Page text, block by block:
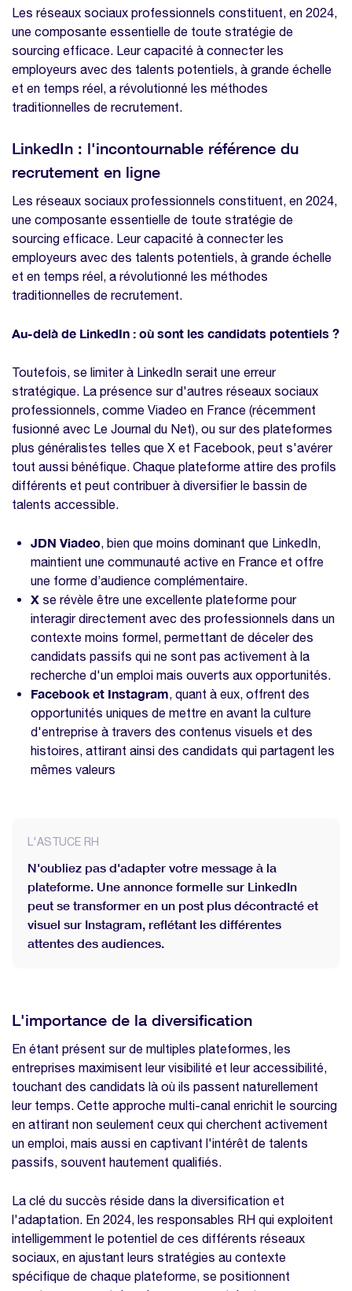
recrutement en ligne
L'importance de la diversification
Les sites d'emploi spécialisés
14 sites d'emploi spécialisés actifs en
France
Comment développer le réseautage dans
une stratégie de sourcing ?
Les recommandations en interne
Avantages des recommandations internes
Optimiser un système de
recommandations en 5 étapes
Quelles solutions pour automatiser le
des Candidats
Automatisation des Communications et
Gestion des Candidatures
Comment l'intelligence artificielle
influence-t-elle l'équité dans le processus
de recrutement ?
employeur dans le sourcing en 2024 ?
Comment le télétravail affecte-t-il les
stratégies de sourcing ?
Quelles stratégies pour promouvoir la
diversité et l'inclusion dans le sourcing ?
Nos modèles à télécharger sur la même
Enquête bien-être collaborateurs
Modèle DUERP
Modèle promesse d'embauche
Les réseaux sociaux professionnels constituent, en 2024,
une composante essentielle de toute stratégie de
sourcing efficace. Leur capacité à connecter les
employeurs avec des talents potentiels, à grande échelle
et en temps réel, a révolutionné les méthodes
traditionnelles de recrutement.
LinkedIn : l'incontournable référence du
recrutement en ligne
Les réseaux sociaux professionnels constituent, en 2024,
une composante essentielle de toute stratégie de
sourcing efficace. Leur capacité à connecter les
employeurs avec des talents potentiels, à grande échelle
et en temps réel, a révolutionné les méthodes
traditionnelles de recrutement.
Au-delà de LinkedIn : où sont les candidats potentiels ?
Toutefois, se limiter à LinkedIn serait une erreur
stratégique. La présence sur d'autres réseaux sociaux
professionnels, comme Viadeo en France (récemment
fusionné avec Le Journal du Net), ou sur des plateformes
plus généralistes telles que X et Facebook, peut s'avérer
tout aussi bénéfique. Chaque plateforme attire des profils
différents et peut contribuer à diversifier le bassin de
talents accessible.
JDN Viadeo, bien que moins dominant que LinkedIn,
maintient une communauté active en France et offre
une forme d’audience complémentaire.
X se révèle être une excellente plateforme pour
interagir directement avec des professionnels dans un
contexte moins formel, permettant de déceler des
candidats passifs qui ne sont pas activement à la
recherche d'un emploi mais ouverts aux opportunités.
Facebook et Instagram, quant à eux, offrent des
opportunités uniques de mettre en avant la culture
d'entreprise à travers des contenus visuels et des
histoires, attirant ainsi des candidats qui partagent les
mêmes valeurs
L'ASTUCE RH
N'oubliez pas d'adapter votre message à la
plateforme. Une annonce formelle sur LinkedIn
peut se transformer en un post plus décontracté et
visuel sur Instagram, reflétant les différentes
attentes des audiences.
L'importance de la diversification
En étant présent sur de multiples plateformes, les
entreprises maximisent leur visibilité et leur accessibilité,
touchant des candidats là où ils passent naturellement
leur temps. Cette approche multi-canal enrichit le sourcing
en attirant non seulement ceux qui cherchent activement
un emploi, mais aussi en captivant l'intérêt de talents
passifs, souvent hautement qualifiés.
La clé du succès réside dans la diversification et
l'adaptation. En 2024, les responsables RH qui exploitent
intelligemment le potentiel de ces différents réseaux
sociaux, en ajustant leurs stratégies au contexte
spécifique de chaque plateforme, se positionnent